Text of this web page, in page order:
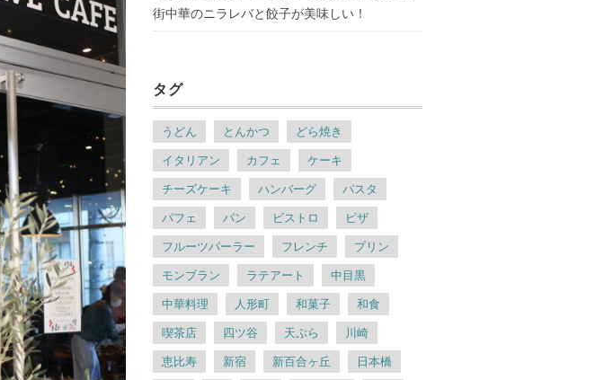
街中華のニラレバと餃子が美味しい！
タグ
うどん とんかつ どら焼き
イタリアン カフェ ケーキ
チーズケーキ ハンバーグ パスタ
パフェ パン ビストロ ピザ
フルーツパーラー フレンチ プリン
モンブラン ラテアート 中目黒
中華料理 人形町 和菓子 和食
喫茶店 四ツ谷 天ぷら 川崎
恵比寿 新宿 新百合ヶ丘 日本橋